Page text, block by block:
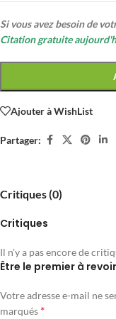
Si vous avez besoin de
Citation gratuite
Ajouter à WishList
Partager:
Critiques (0)
Critiques
Il n'y a pas encore de
Être le premier à
Votre adresse e-mail ne
marqués *